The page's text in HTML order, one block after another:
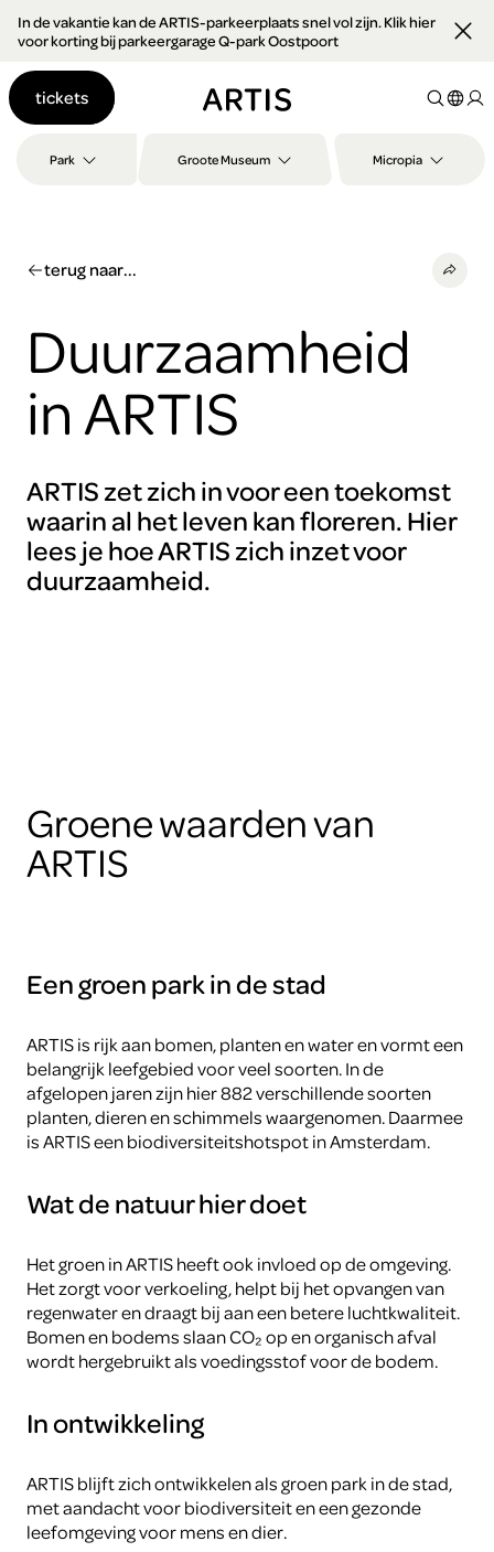
Ga naar
content
Ga
naar
zoeken
naar
In de vakantie kan de ARTIS-parkeerplaats snel vol zijn. Klik hier
voor korting bij parkeergarage Q-park Oostpoort
Park Groote Museum Micropia
tickets
terug naar...
Duurzaamheid
in ARTIS
ARTIS zet zich in voor een toekomst
waarin al het leven kan floreren. Hier
lees je hoe ARTIS zich inzet voor
duurzaamheid.
Groene waarden van
ARTIS
Een groen park in de stad
ARTIS is rijk aan bomen, planten en water en vormt een
belangrijk leefgebied voor veel soorten. In de
afgelopen jaren zijn hier 882 verschillende soorten
planten, dieren en schimmels waargenomen. Daarmee
is ARTIS een biodiversiteitshotspot in Amsterdam.
Wat de natuur hier doet
Het groen in ARTIS heeft ook invloed op de omgeving.
Het zorgt voor verkoeling, helpt bij het opvangen van
regenwater en draagt bij aan een betere luchtkwaliteit.
Bomen en bodems slaan CO₂ op en organisch afval
wordt hergebruikt als voedingsstof voor de bodem.
In ontwikkeling
ARTIS blijft zich ontwikkelen als groen park in de stad,
met aandacht voor biodiversiteit en een gezonde
leefomgeving voor mens en dier.